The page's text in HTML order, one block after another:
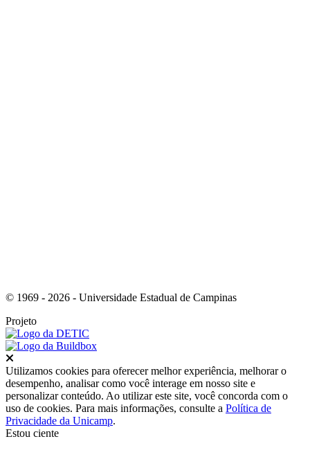
© 1969 - 2026 - Universidade Estadual de Campinas
Projeto
Utilizamos cookies para oferecer melhor experiência, melhorar o
desempenho, analisar como você interage em nosso site e
personalizar conteúdo. Ao utilizar este site, você concorda com o
uso de cookies. Para mais informações, consulte a Política de
Privacidade da Unicamp.
Estou ciente